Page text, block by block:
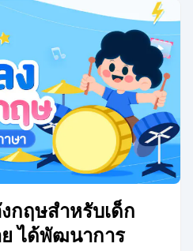
กฤษสำหรับเด็ก
ย ได้พัฒนาการ